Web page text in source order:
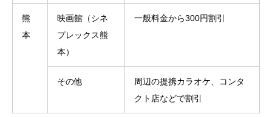
熊
本
映画館（シネ
プレックス熊
本）
一般料金から300円割引
その他
周辺の提携カラオケ、コンタ
クト店などで割引